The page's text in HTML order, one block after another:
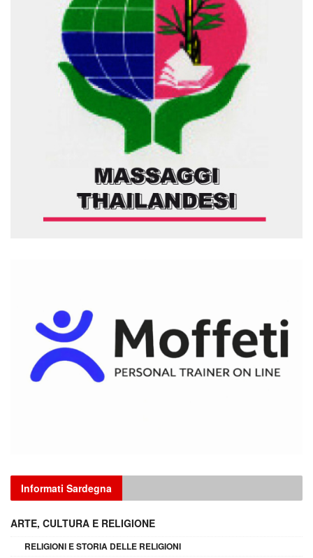
Informati Sardegna
ARTE, CULTURA E RELIGIONE
RELIGIONI E STORIA DELLE RELIGIONI